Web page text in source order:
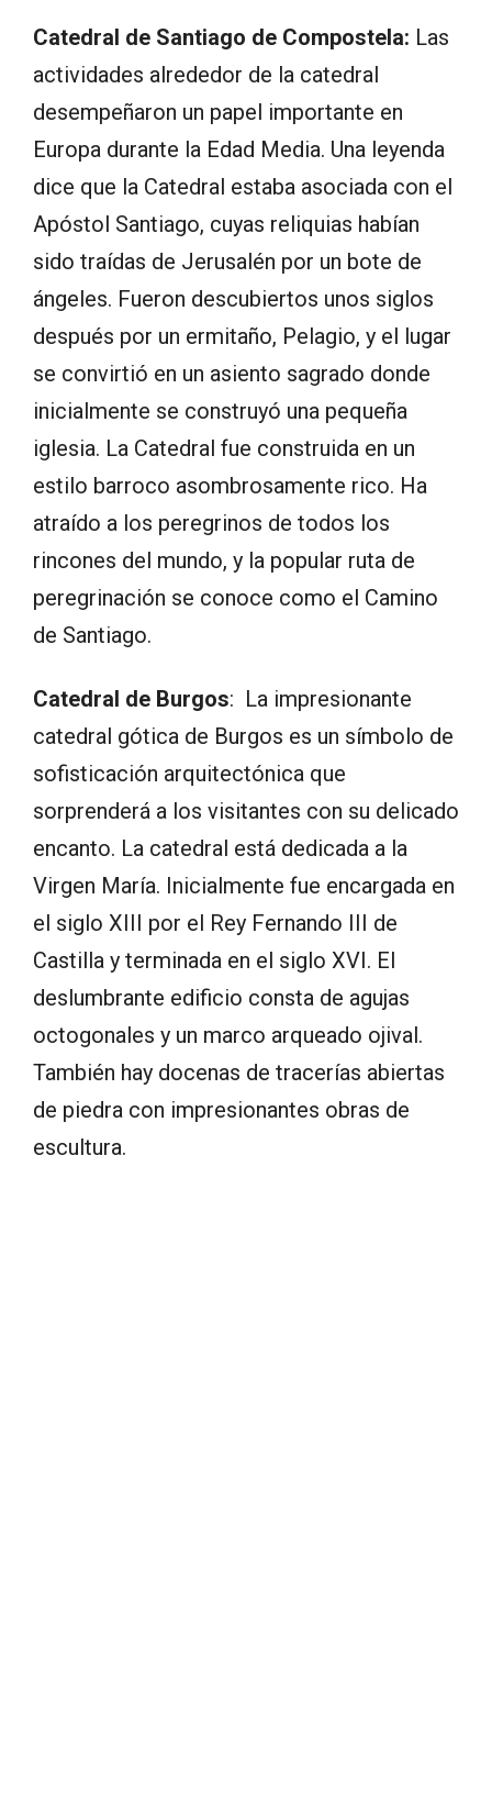
Catedral de Santiago de Compostela: Las
actividades alrededor de la catedral
desempeñaron un papel importante en
Europa durante la Edad Media. Una leyenda
dice que la Catedral estaba asociada con el
Apóstol Santiago, cuyas reliquias habían
sido traídas de Jerusalén por un bote de
ángeles. Fueron descubiertos unos siglos
después por un ermitaño, Pelagio, y el lugar
se convirtió en un asiento sagrado donde
inicialmente se construyó una pequeña
iglesia. La Catedral fue construida en un
estilo barroco asombrosamente rico. Ha
atraído a los peregrinos de todos los
rincones del mundo, y la popular ruta de
peregrinación se conoce como el Camino
de Santiago.
Catedral de Burgos: La impresionante
catedral gótica de Burgos es un símbolo de
sofisticación arquitectónica que
sorprenderá a los visitantes con su delicado
encanto. La catedral está dedicada a la
Virgen María. Inicialmente fue encargada en
el siglo XIII por el Rey Fernando III de
Castilla y terminada en el siglo XVI. El
deslumbrante edificio consta de agujas
octogonales y un marco arqueado ojival.
También hay docenas de tracerías abiertas
de piedra con impresionantes obras de
escultura.